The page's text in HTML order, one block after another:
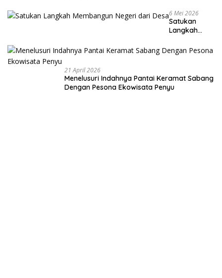
6 Mei 2026
Satukan
Langkah
Negeri dari
Desa
21 April 2026
Menelusuri Indahnya Pantai Keramat Sabang
Dengan Pesona Ekowisata Penyu